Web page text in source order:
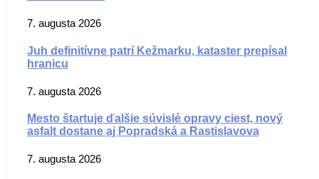
7. augusta 2026
Juh definitívne patrí Kežmarku, kataster prepísal
hranicu
7. augusta 2026
Mesto štartuje ďalšie súvislé opravy ciest, nový
asfalt dostane aj Popradská a Rastislavova
7. augusta 2026